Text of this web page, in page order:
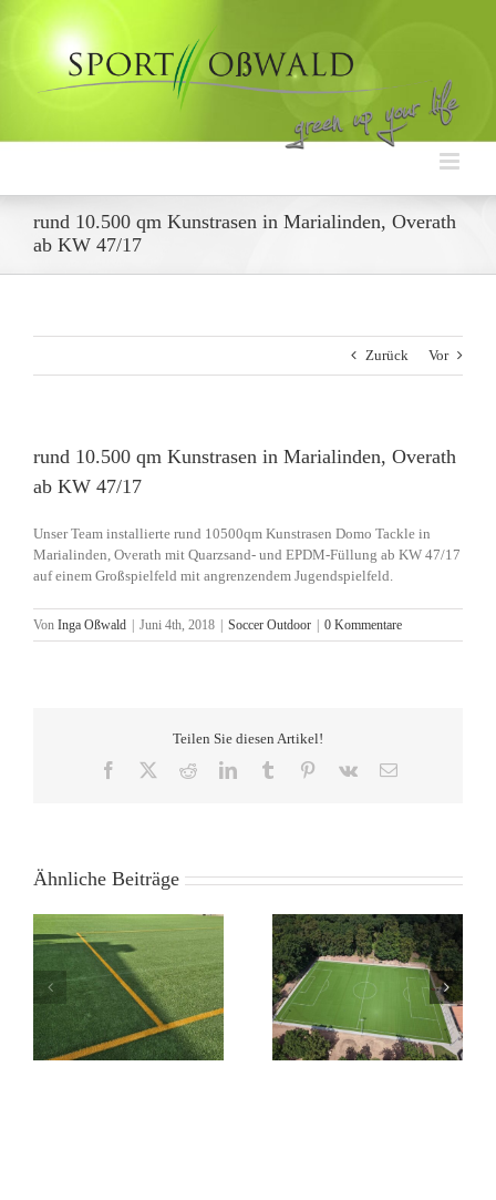
rund 10.500 qm Kunstrasen in Marialinden, Overath
ab KW 47/17
Zurück Vor
rund 10.500 qm Kunstrasen in Marialinden, Overath
ab KW 47/17
Unser Team installierte rund 10500qm Kunstrasen Domo Tackle in
Marialinden, Overath mit Quarzsand- und EPDM-Füllung ab KW 47/17
auf einem Großspielfeld mit angrenzendem Jugendspielfeld.
Von Inga Oßwald Juni 4th, 2018 Soccer Outdoor 0 Kommentare
Teilen Sie diesen Artikel!
Facebook RedditLinkedInTumblr Pinterest
Vk
E-
Ähnliche Beiträge
Rund 7.500 qm
Kunstrasen GreenField
Pure PT in Kirchhain in
KW 28 /26
Rund 8.000 qm
Kunstrasen DOMO
Duraforce in
Lüdinghausen in KW
26-27 /26